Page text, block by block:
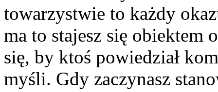
towarzystwie to każdy
ma to stajesz się obiektem
się, by ktoś powiedział
myśli. Gdy zaczynasz